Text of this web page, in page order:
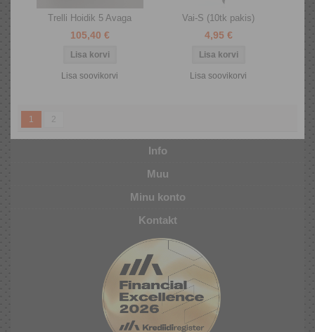
Trelli Hoidik 5 Avaga
105,40 €
Lisa soovikorvi
Vai-S (10tk pakis)
4,95 €
Lisa soovikorvi
1 2
Info
Muu
Minu konto
Kontakt